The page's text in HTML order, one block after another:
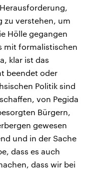
zu verstehen, um
Hölle gegangen
mit formalistischen
klar ist das
beendet oder
Politik sind
von Pegida
Bürgern,
gewesen
und in der Sache
dass es auch
dass wir bei